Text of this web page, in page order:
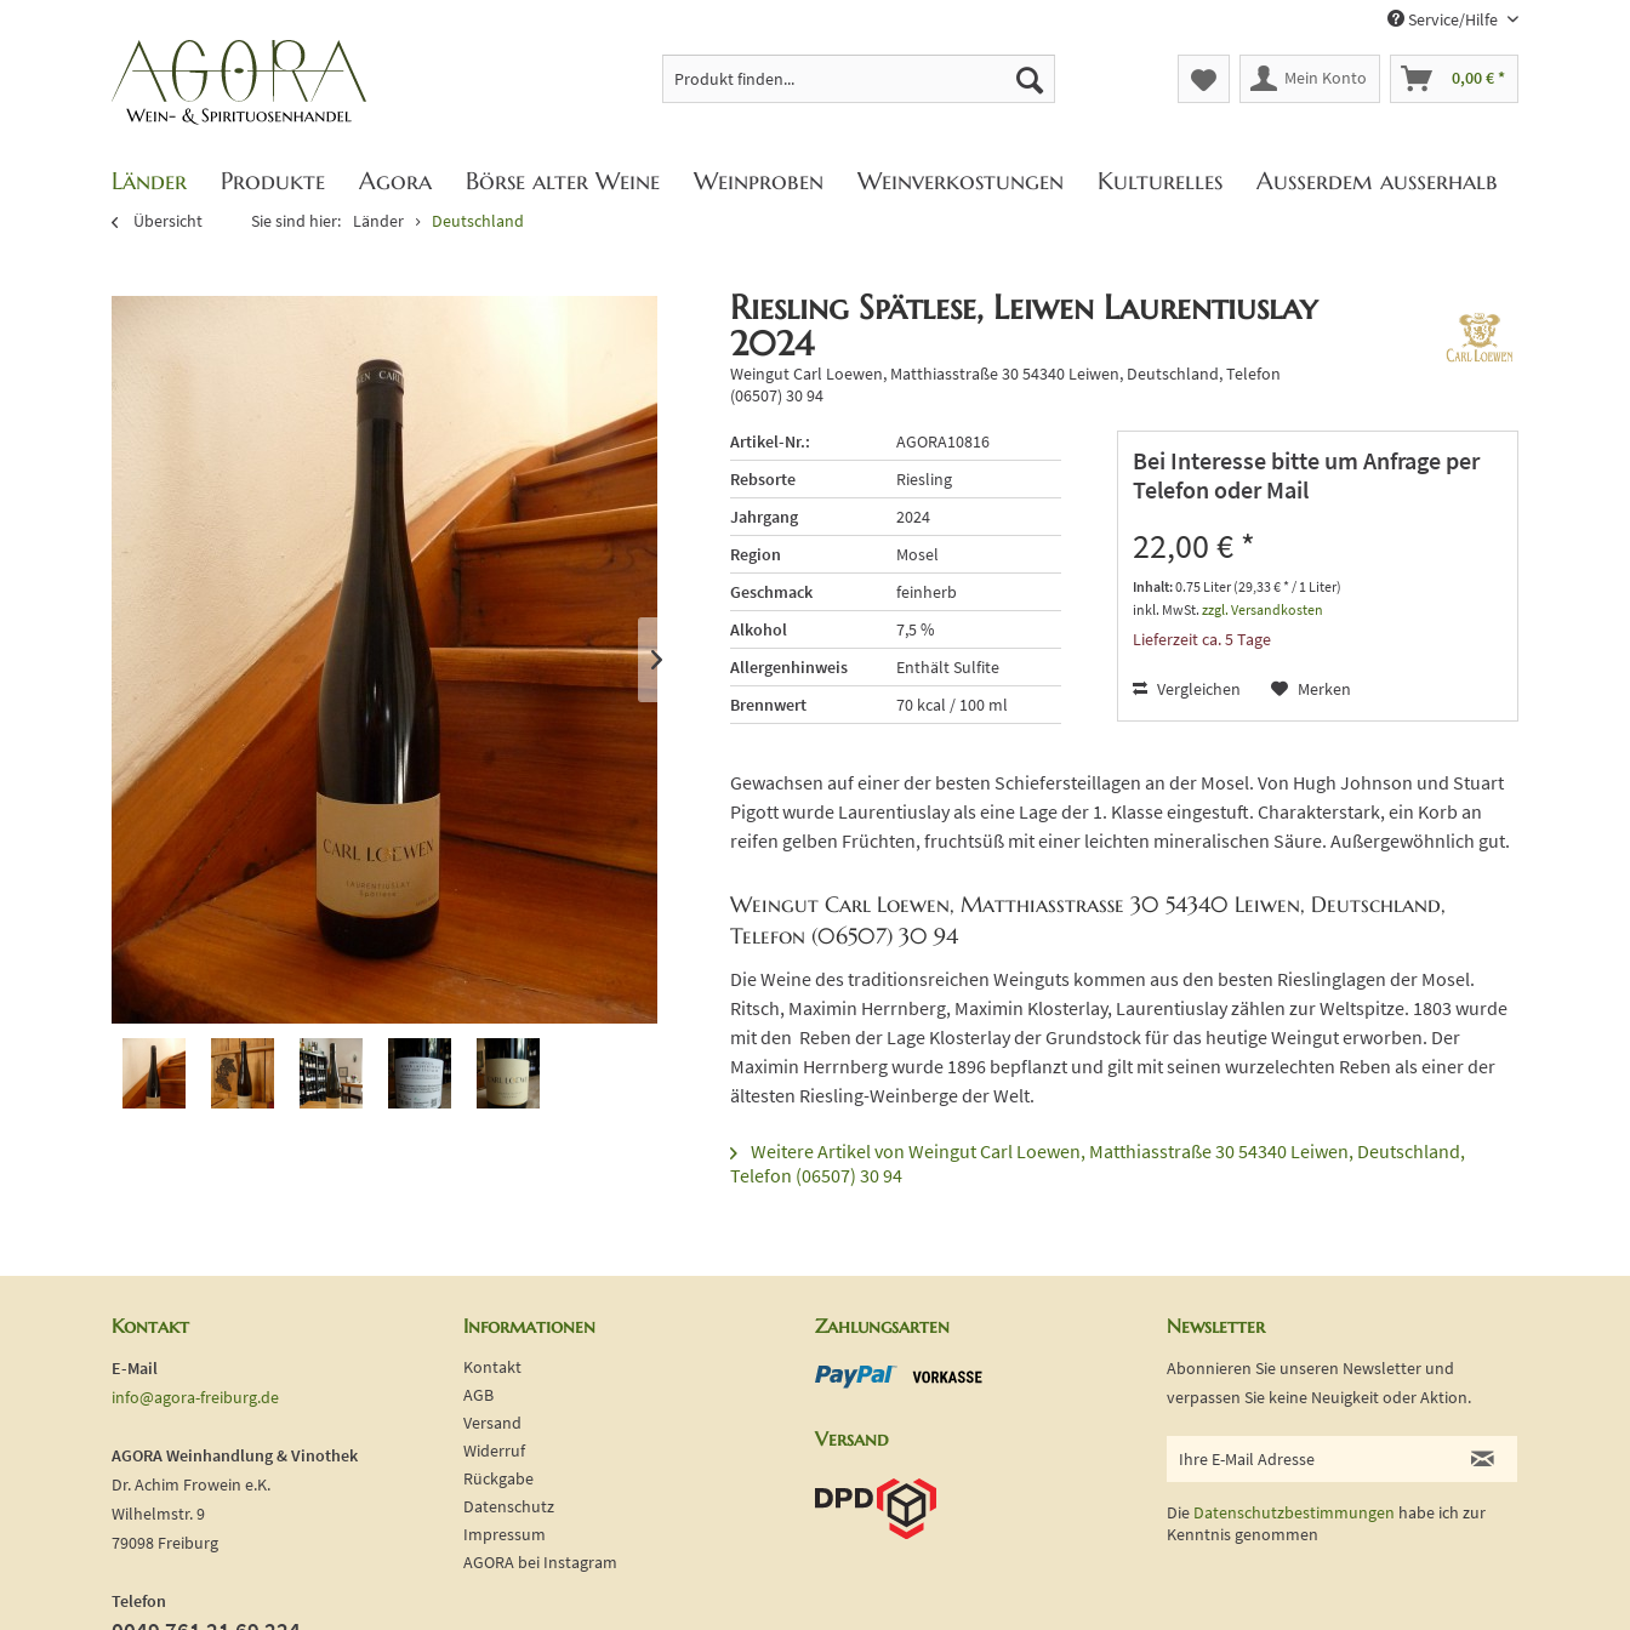
Service/Hilfe
Mein Konto 0,00 € *
Länder Produkte Agora Börse alter Weine Weinproben Weinverkostungen Kulturelles Außerdem außerhalb
Übersicht Sie sind hier: Länder Deutschland
Riesling Spätlese, Leiwen Laurentiuslay
2024
Weingut Carl Loewen, Matthiasstraße 30 54340 Leiwen, Deutschland, Telefon
(06507) 30 94
Artikel-Nr.:
AGORA10816
Rebsorte
Riesling
Jahrgang
2024
Region
Mosel
Geschmack
feinherb
Alkohol
7,5 %
Allergenhinweis
Enthält Sulfite
Brennwert
70 kcal / 100 ml
Bei Interesse bitte um Anfrage per
Telefon oder Mail
22,00 € *
Inhalt:0.75 Liter (29,33 € * / 1 Liter)
inkl. MwSt. zzgl. Versandkosten
Lieferzeit ca. 5 Tage
Vergleichen Merken
Gewachsen auf einer der besten Schiefersteillagen an der Mosel. Von Hugh Johnson und Stuart
Pigott wurde Laurentiuslay als eine Lage der 1. Klasse eingestuft. Charakterstark, ein Korb an
reifen gelben Früchten, fruchtsüß mit einer leichten mineralischen Säure. Außergewöhnlich gut.
Weingut Carl Loewen, Matthiasstraße 30 54340 Leiwen, Deutschland,
Telefon (06507) 30 94
Die Weine des traditionsreichen Weinguts kommen aus den besten Rieslinglagen der Mosel.
Ritsch, Maximin Herrnberg, Maximin Klosterlay, Laurentiuslay zählen zur Weltspitze. 1803 wurde
mit den Reben der Lage Klosterlay der Grundstock für das heutige Weingut erworben. Der
Maximin Herrnberg wurde 1896 bepflanzt und gilt mit seinen wurzelechten Reben als einer der
ältesten Riesling-Weinberge der Welt.
Weitere Artikel von Weingut Carl Loewen, Matthiasstraße 30 54340 Leiwen, Deutschland,
Telefon (06507) 30 94
Kontakt
E-Mail
info@agora-freiburg.de
AGORA Weinhandlung & Vinothek
Dr. Achim Frowein e.K.
Wilhelmstr. 9
79098 Freiburg
Telefon
Informationen
Kontakt
AGB
Versand
Widerruf
Rückgabe
Datenschutz
Impressum
AGORA bei Instagram
Zahlungsarten
Versand
Newsletter
Abonnieren Sie unseren Newsletter und
verpassen Sie keine Neuigkeit oder Aktion.
Die Datenschutzbestimmungen habe ich zur
Kenntnis genommen